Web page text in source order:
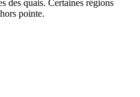
des quais. Certaines régions
pointe.